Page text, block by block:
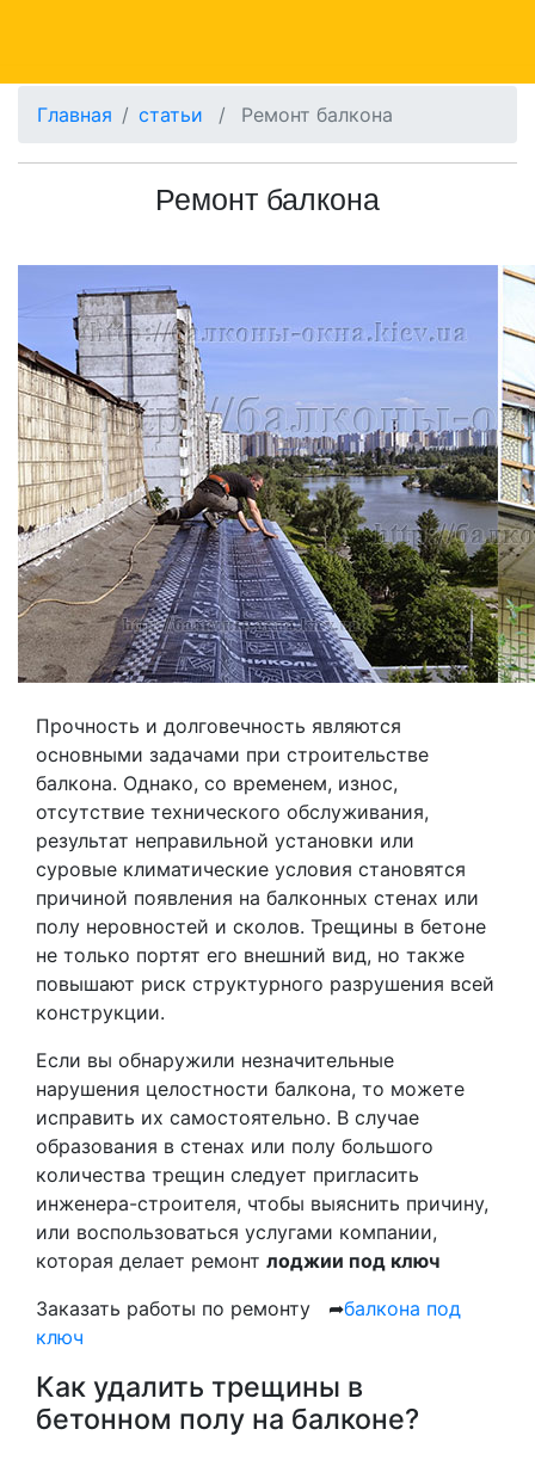
Главная статьи / Ремонт балкона
Ремонт балкона
Прочность и долговечность являются
основными задачами при строительстве
балкона. Однако, со временем, износ,
отсутствие технического обслуживания,
результат неправильной установки или
суровые климатические условия становятся
причиной появления на балконных стенах или
полу неровностей и сколов. Трещины в бетоне
не только портят его внешний вид, но также
повышают риск структурного разрушения всей
конструкции.
Если вы обнаружили незначительные
нарушения целостности балкона, то можете
исправить их самостоятельно. В случае
образования в стенах или полу большого
количества трещин следует пригласить
инженера-строителя, чтобы выяснить причину,
или воспользоваться услугами компании,
которая делает ремонт лоджии под ключ
Заказать работы по ремонту ➦балкона под
ключ
Как удалить трещины в
бетонном полу на балконе?